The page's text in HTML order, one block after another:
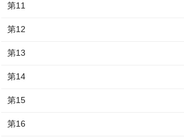
第11
第12
第13
第14
第15
第16